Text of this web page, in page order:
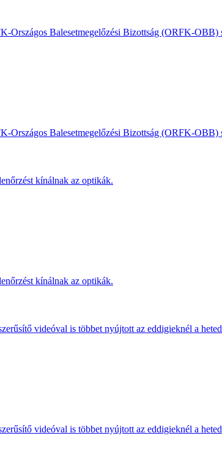
Országos Balesetmegelőzési Bizottság (ORFK-OBB)
Országos Balesetmegelőzési Bizottság (ORFK-OBB)
kínálnak az optikák.
kínálnak az optikák.
videóval is többet nyújtott az eddigieknél a
videóval is többet nyújtott az eddigieknél a